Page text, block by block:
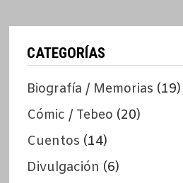
CATEGORÍAS
Biografía / Memorias (19)
Cómic / Tebeo (20)
Cuentos (14)
Divulgación (6)